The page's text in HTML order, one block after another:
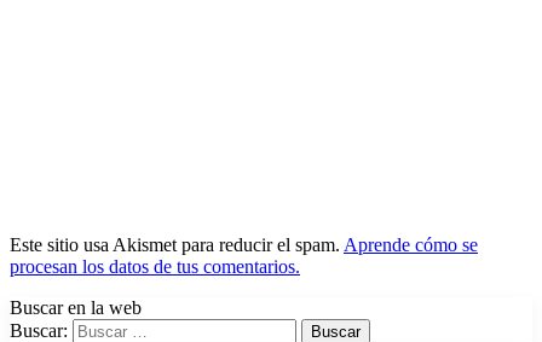
Este sitio usa Akismet para reducir el spam. Aprende cómo se
procesan los datos de tus comentarios.
Buscar en la web
Buscar: